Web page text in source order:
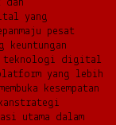
dan
yang
maju pesat
keuntungan
teknologi digital
platform yang lebih
kesempatan
strategi
utama dalam